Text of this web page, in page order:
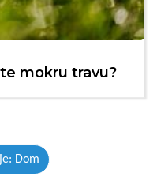
mokru travu?
Dom